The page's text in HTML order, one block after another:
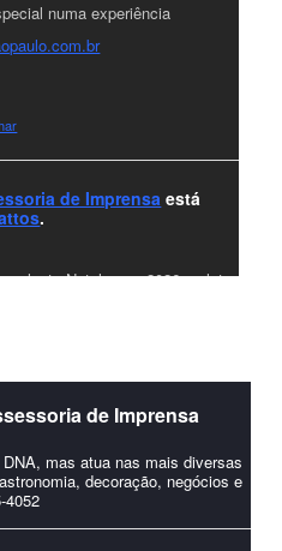
numa experiência
de Imprensa está
.
Natal e um 2026 repleto
#merrychristmas #felizanonovo
de Imprensa
mas atua nas mais diversas
decoração, negócios e
4052